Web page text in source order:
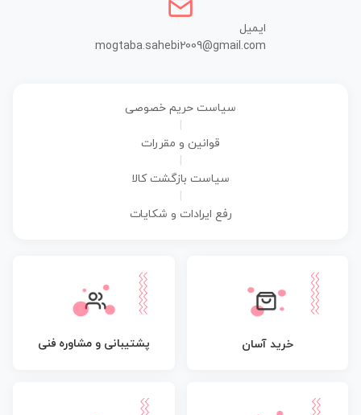
ایمیل
mogtaba.sahebi2009@gmail.com
سیاست حریم خصوصی
قوانین و مقررات
سیاست بازگشت کالا
رفع ایرادات و شکایات
خرید آسان پشتیبانی و مشاوره فنی